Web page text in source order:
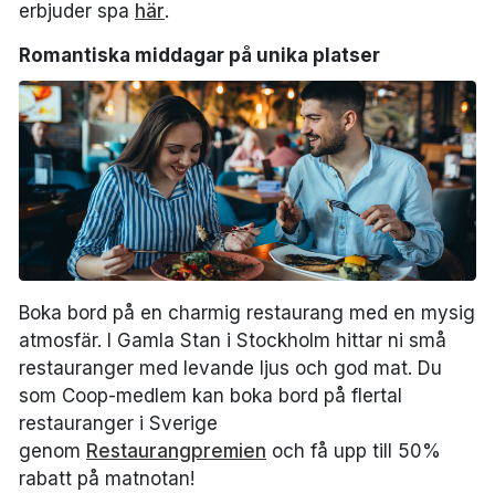
erbjuder spa här.
Romantiska middagar på unika platser
Boka bord på en charmig restaurang med en mysig
atmosfär. I Gamla Stan i Stockholm hittar ni små
restauranger med levande ljus och god mat. Du
som Coop-medlem kan boka bord på flertal
restauranger i Sverige
genom Restaurangpremien och få upp till 50%
rabatt på matnotan!